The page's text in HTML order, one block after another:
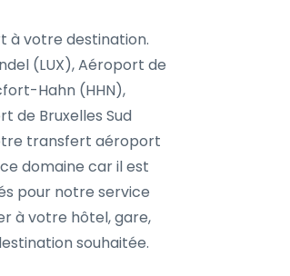
à votre destination.
(LUX), Aéroport de
Hahn (HHN),
de Bruxelles Sud
transfert aéroport
domaine car il est
pour notre service
à votre hôtel, gare,
souhaitée.